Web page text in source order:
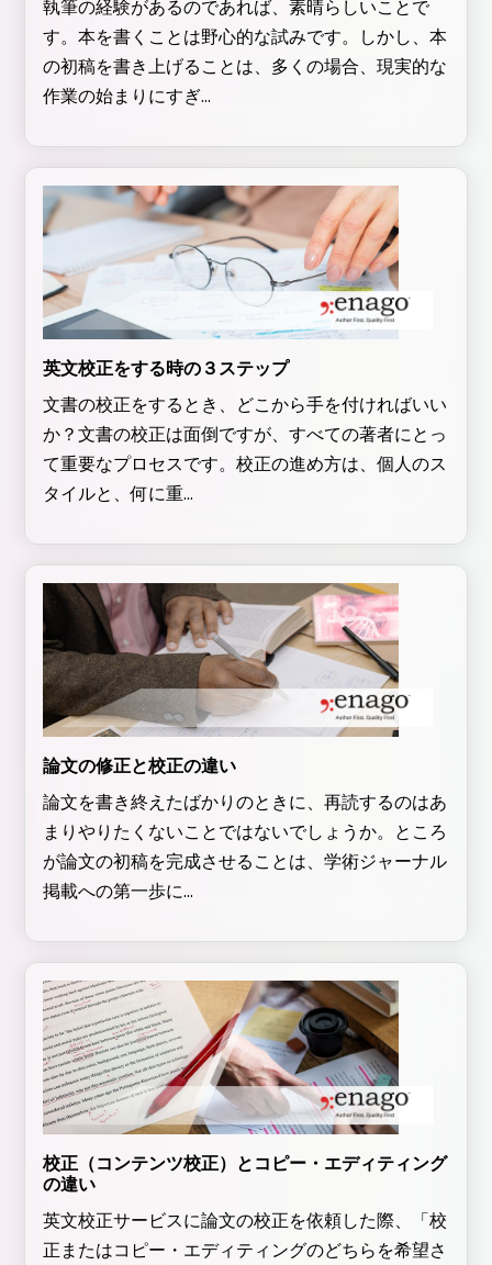
執筆の経験があるのであれば、素晴らしいことで
す。本を書くことは野心的な試みです。しかし、本
の初稿を書き上げることは、多くの場合、現実的な
作業の始まりにすぎ...
英文校正をする時の３ステップ
文書の校正をするとき、どこから手を付ければいい
か？文書の校正は面倒ですが、すべての著者にとっ
て重要なプロセスです。校正の進め方は、個人のス
タイルと、何に重...
論文の修正と校正の違い
論文を書き終えたばかりのときに、再読するのはあ
まりやりたくないことではないでしょうか。ところ
が論文の初稿を完成させることは、学術ジャーナル
掲載への第一歩に...
校正（コンテンツ校正）とコピー・エディティング
の違い
英文校正サービスに論文の校正を依頼した際、「校
正またはコピー・エディティングのどちらを希望さ